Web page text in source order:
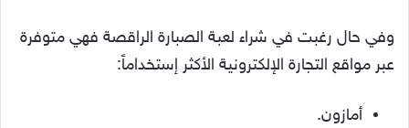
وفي حال رغبت في شراء لعبة الصبارة الراقصة فهي متوفرة
عبر مواقع التجارة الإلكترونية الأكثر إستخداماً:
أمازون.